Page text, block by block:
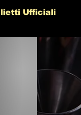
Ufficiali